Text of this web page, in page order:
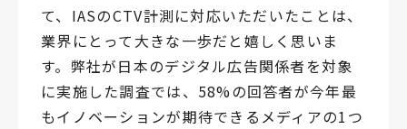
て、IASのCTV計測に対応いただいたことは、
業界にとって大きな一歩だと嬉しく思いま
す。弊社が日本のデジタル広告関係者を対象
に実施した調査では、58%の回答者が今年最
もイノベーションが期待できるメディアの1つ